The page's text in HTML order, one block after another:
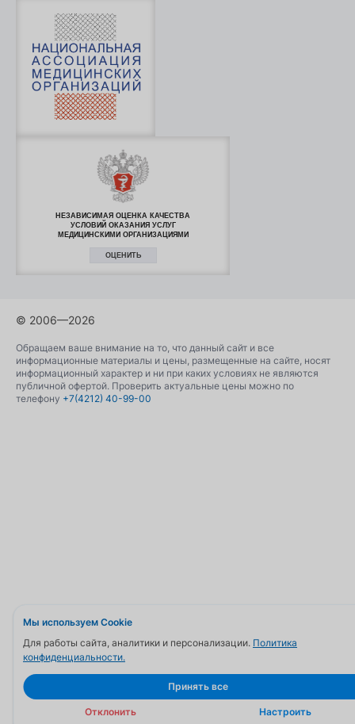
НЕЗАВИСИМАЯ ОЦЕНКА КАЧЕСТВА
УСЛОВИЙ ОКАЗАНИЯ УСЛУГ
МЕДИЦИНСКИМИ ОРГАНИЗАЦИЯМИ
ОЦЕНИТЬ
© 2006—2026
Обращаем ваше внимание на то, что данный сайт и все
информационные материалы и цены, размещенные на сайте, носят
информационный характер и ни при каких условиях не являются
публичной офертой. Проверить актуальные цены можно по
телефону +7(4212) 40-99-00
Мы используем Cookie
Для работы сайта, аналитики и персонализации. Политика
конфиденциальности.
Отклонить Настроить
Принять все